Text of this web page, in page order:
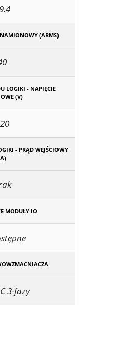
(ARMS)
LOGIKI - NAPIĘCIE
(V)
- PRĄD WEJŚCIOWY
MODUŁY IO
3-fazy